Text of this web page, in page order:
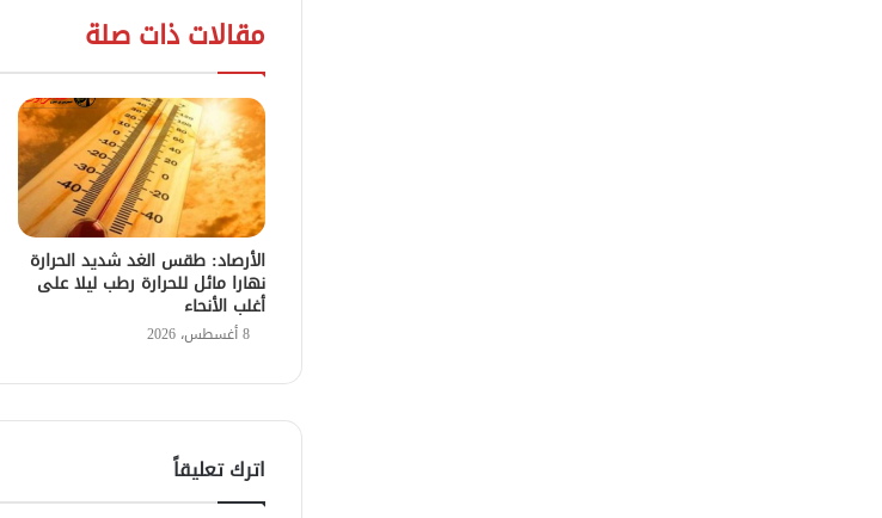
مقالات ذات صلة
الأرصاد: طقس الغد شديد الحرارة
نهارا مائل للحرارة رطب ليلا على
أغلب الأنحاء
8 أغسطس، 2026
اترك تعليقاً